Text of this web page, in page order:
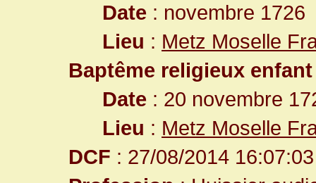
Date : novembre 1726
Lieu : Metz Moselle
Baptême religieux enfant
Date : 20 novembre
Lieu : Metz Moselle
DCF : 27/08/2014 16:07:03